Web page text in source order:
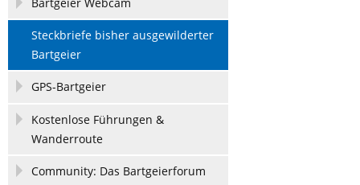
Steckbriefe bisher ausgewilderter
Bartgeier
GPS-Bartgeier
Kostenlose Führungen &
Wanderroute
Community: Das Bartgeierforum